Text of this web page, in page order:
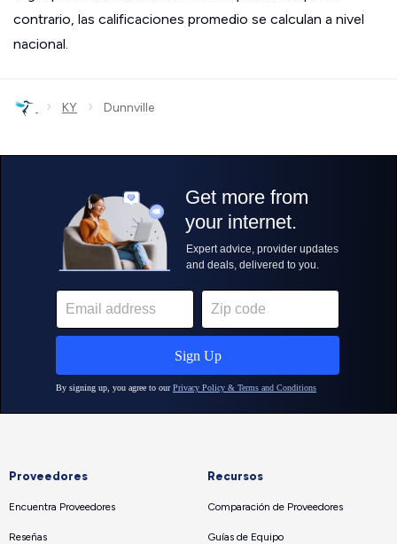
contrario, las calificaciones promedio se calculan a nivel
nacional.
› KY › Dunnville
Proveedores
Encuentra Proveedores
Reseñas
Recursos
Comparación de Proveedores
Guías de Equipo